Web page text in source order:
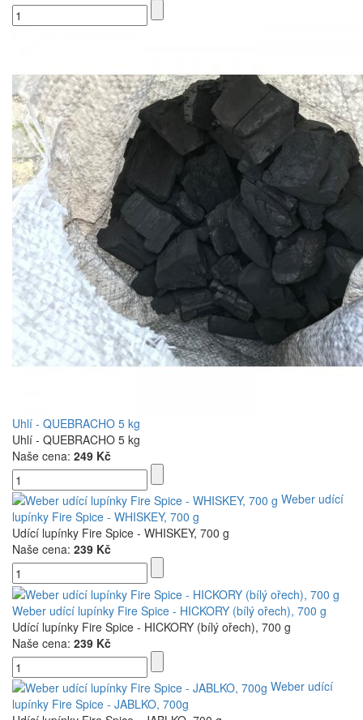
Uhlí - QUEBRACHO 5 kg
Uhlí - QUEBRACHO 5 kg
Naše cena: 249 Kč
Weber udící
lupínky Fire Spice - WHISKEY, 700 g
Udící lupínky Fire Spice - WHISKEY, 700 g
Naše cena: 239 Kč
Weber udící lupínky Fire Spice - HICKORY (bílý ořech), 700 g
Udící lupínky Fire Spice - HICKORY (bílý ořech), 700 g
Naše cena: 239 Kč
Weber udící
lupínky Fire Spice - JABLKO, 700g